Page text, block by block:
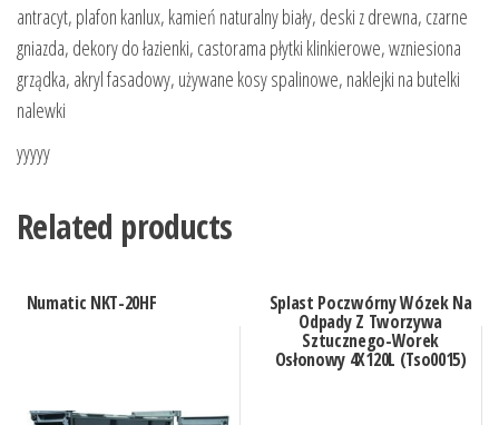
antracyt, plafon kanlux, kamień naturalny biały, deski z drewna, czarne
gniazda, dekory do łazienki, castorama płytki klinkierowe, wzniesiona
grządka, akryl fasadowy, używane kosy spalinowe, naklejki na butelki
nalewki
yyyyy
Related products
Numatic NKT-20HF Splast Poczwórny Wózek Na
Odpady Z Tworzywa
Sztucznego-Worek
Osłonowy 4X120L (Tso0015)